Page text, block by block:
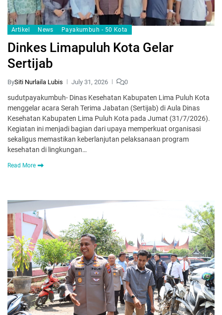
Artikel News Payakumbuh - 50 Kota
Dinkes Limapuluh Kota Gelar
Sertijab
BySiti Nurlaila Lubis July 31, 2026 0
sudutpayakumbuh- Dinas Kesehatan Kabupaten Lima Puluh Kota
menggelar acara Serah Terima Jabatan (Sertijab) di Aula Dinas
Kesehatan Kabupaten Lima Puluh Kota pada Jumat (31/7/2026).
Kegiatan ini menjadi bagian dari upaya memperkuat organisasi
sekaligus memastikan keberlanjutan pelaksanaan program
kesehatan di lingkungan…
Read More